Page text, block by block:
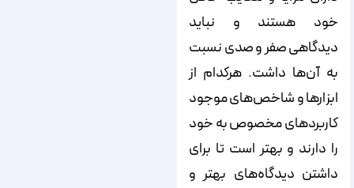
خود هستند و نباید
دیدگاهی صفر و صدی نسبت
به آن‌‌‌‌ها داشت. هرکدام از
ابزارها و شاخص‌‌‌‌های موجود
کاربردهای مخصوص به خود
را دارند و بهتر است تا برای
داشتن دیدگاه‌‌‌‌های بهتر و